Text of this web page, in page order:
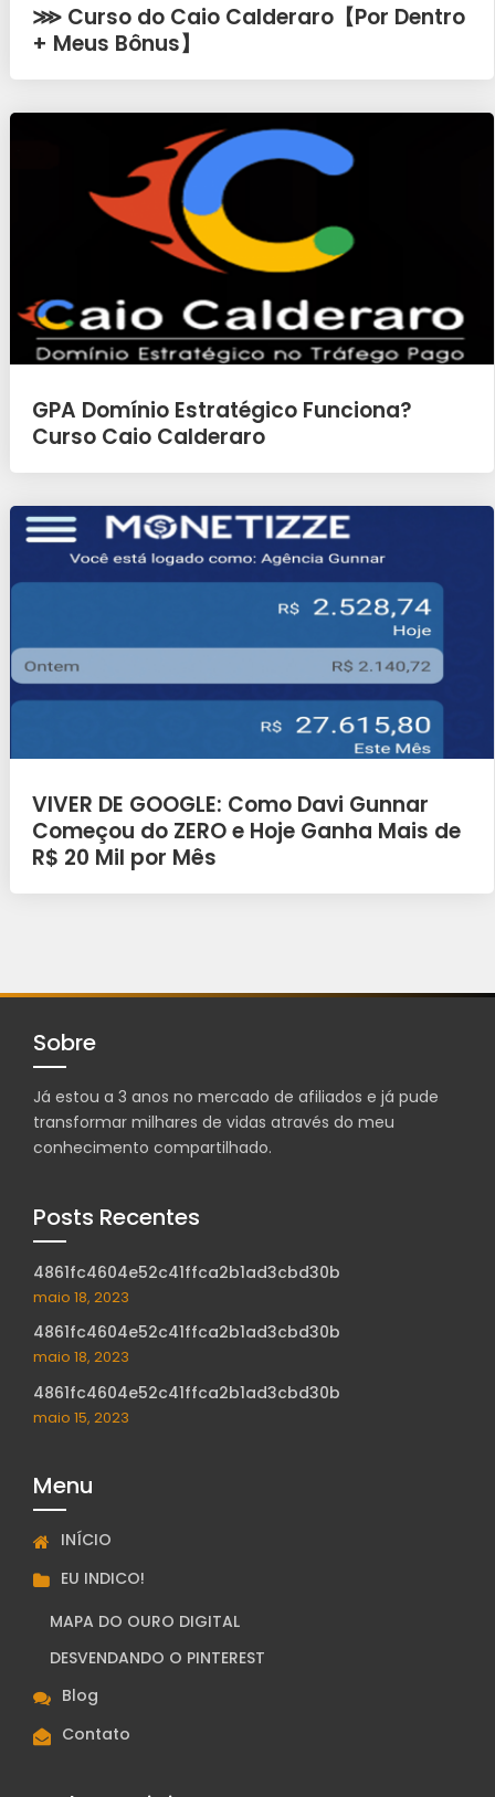
⋙ Curso do Caio Calderaro【Por Dentro
+ Meus Bônus】
GPA Domínio Estratégico Funciona?
Curso Caio Calderaro
VIVER DE GOOGLE: Como Davi Gunnar
Começou do ZERO e Hoje Ganha Mais de
R$ 20 Mil por Mês
Sobre
Já estou a 3 anos no mercado de afiliados e já pude
transformar milhares de vidas através do meu
conhecimento compartilhado.
Posts Recentes
4861fc4604e52c41ffca2b1ad3cbd30b
maio 18, 2023
4861fc4604e52c41ffca2b1ad3cbd30b
maio 18, 2023
4861fc4604e52c41ffca2b1ad3cbd30b
maio 15, 2023
Menu
INÍCIO
EU INDICO!
MAPA DO OURO DIGITAL
DESVENDANDO O PINTEREST
Blog
Contato